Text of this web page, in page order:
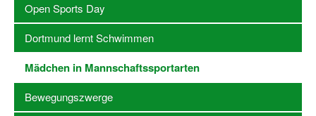
Termine
Downloadbereich
Newsletter Anmeldung
Open Sports Day
Dortmund lernt Schwimmen
Mädchen in Mannschaftssportarten
Bewegungszwerge